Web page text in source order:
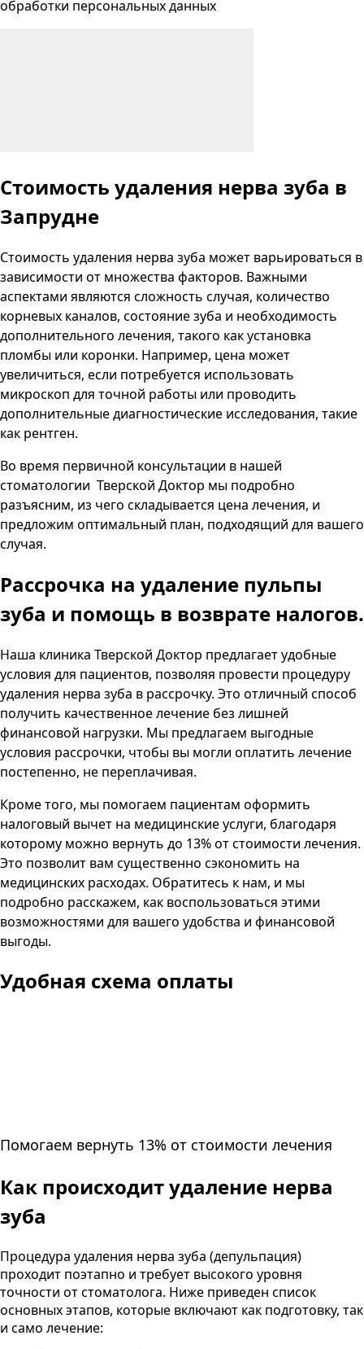
обработки персональных данных
Стоимость удаления нерва зуба в
Запрудне
Стоимость удаления нерва зуба может варьироваться в
зависимости от множества факторов. Важными
аспектами являются сложность случая, количество
корневых каналов, состояние зуба и необходимость
дополнительного лечения, такого как установка
пломбы или коронки. Например, цена может
увеличиться, если потребуется использовать
микроскоп для точной работы или проводить
дополнительные диагностические исследования, такие
как рентген.
Во время первичной консультации в нашей
стоматологии Тверской Доктор мы подробно
разъясним, из чего складывается цена лечения, и
предложим оптимальный план, подходящий для вашего
случая.
Рассрочка на удаление пульпы
зуба и помощь в возврате налогов.
Наша клиника Тверской Доктор предлагает удобные
условия для пациентов, позволяя провести процедуру
удаления нерва зуба в рассрочку. Это отличный способ
получить качественное лечение без лишней
финансовой нагрузки. Мы предлагаем выгодные
условия рассрочки, чтобы вы могли оплатить лечение
постепенно, не переплачивая.
Кроме того, мы помогаем пациентам оформить
налоговый вычет на медицинские услуги, благодаря
которому можно вернуть до 13% от стоимости лечения.
Это позволит вам существенно сэкономить на
медицинских расходах. Обратитесь к нам, и мы
подробно расскажем, как воспользоваться этими
возможностями для вашего удобства и финансовой
выгоды.
Удобная схема оплаты
Помогаем вернуть 13% от стоимости лечения
Как происходит удаление нерва
зуба
Процедура удаления нерва зуба (депульпация)
проходит поэтапно и требует высокого уровня
точности от стоматолога. Ниже приведен список
основных этапов, которые включают как подготовку, так
и само лечение: